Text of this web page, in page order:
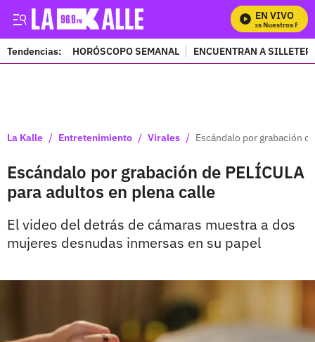
EN VIVO
Mira Todos Nuestros
Tendencias: HORÓSCOPO SEMANAL ENCUENTRAN A
La Kalle / Entretenimiento / Virales / Escándalo por grabación
Escándalo por grabación de PELÍCULA
para adultos en plena calle
El video del detrás de cámaras muestra a dos
mujeres desnudas inmersas en su papel